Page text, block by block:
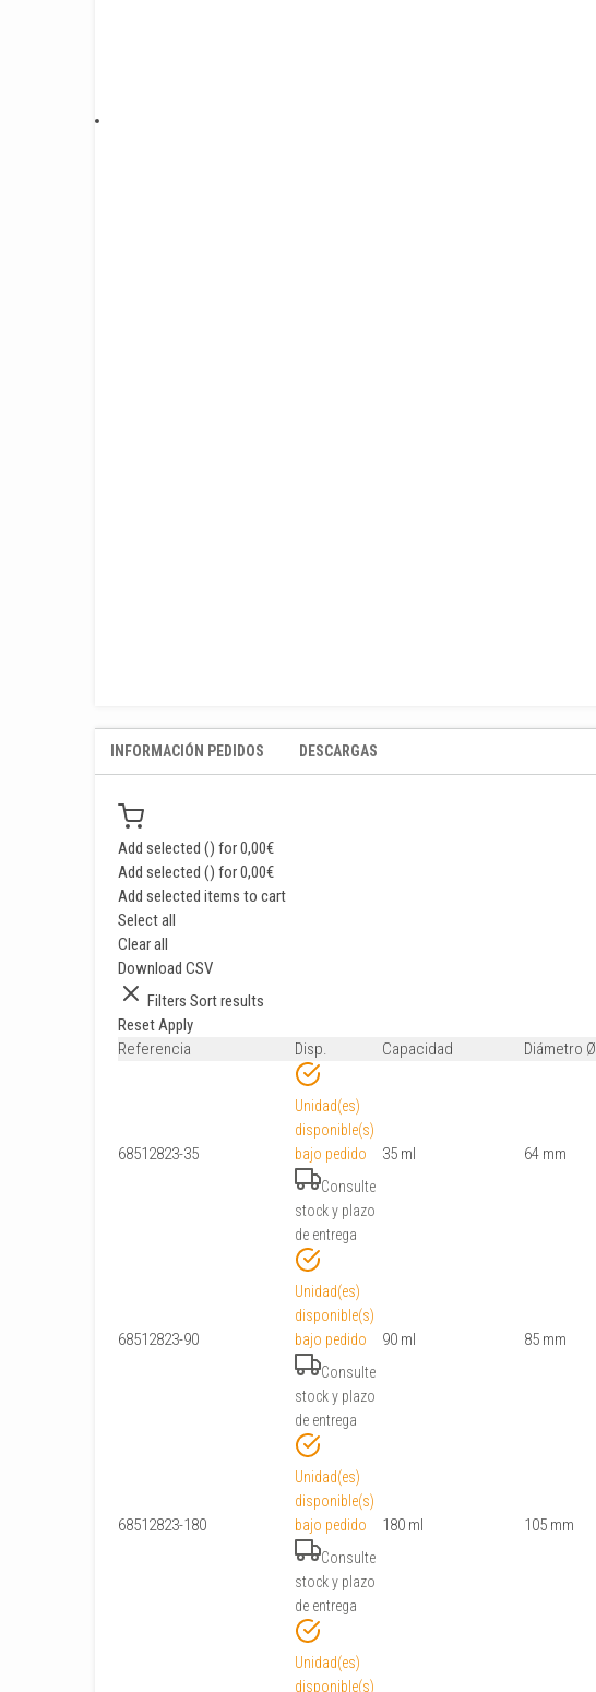
INFORMACIÓN PEDIDOS DESCARGAS
Add selected () for0,00€
Add selected () for0,00€
Add selected items to cart
Select all
Clear all
Download CSV
Filters Sort results
ResetApply
Referencia
Disp. Capacidad Diámetro Ø
68512823-35
Unidad(es)
disponible(s)
bajo pedido
Consulte
stock y plazo
de entrega
35 ml 64 mm
68512823-90
Unidad(es)
disponible(s)
bajo pedido
Consulte
stock y plazo
de entrega
90 ml 85 mm
68512823-180
Unidad(es)
disponible(s)
bajo pedido
Consulte
stock y plazo
de entrega
180 ml 105 mm
Unidad(es)
disponible(s)